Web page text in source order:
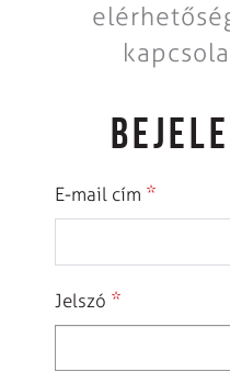
E-mail cím *
Jelszó *